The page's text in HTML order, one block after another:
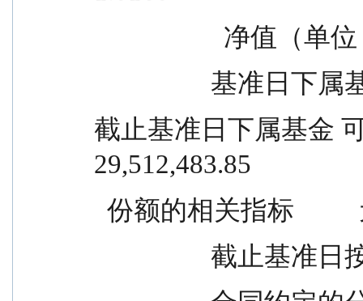
净
基
截止基准日下属基金
29,512,483.85
份额的相关指标
截